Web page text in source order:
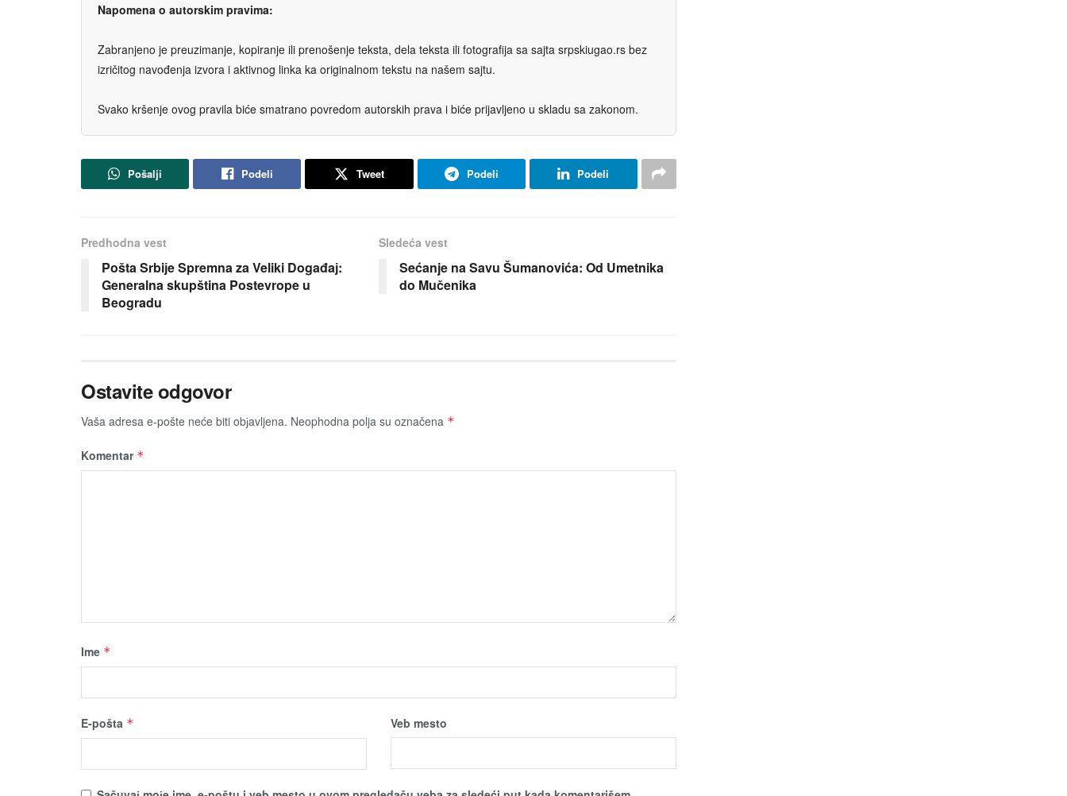
Napomena o autorskim pravima:
Zabranjeno je preuzimanje, kopiranje ili prenošenje teksta, dela teksta ili fotografija sa sajta srpskiugao.rs bez
izričitog navođenja izvora i aktivnog linka ka originalnom tekstu na našem sajtu.
Svako kršenje ovog pravila biće smatrano povredom autorskih prava i biće prijavljeno u skladu sa zakonom.
Pošalji Podeli Tweet Podeli Podeli
Predhodna vest
Pošta Srbiјe Spremna za Veliki Događaј:
Generalna skupština Postevrope u
Beogradu
Sledeća vest
Sećanje na Savu Šumanovića: Od Umetnika
do Mučenika
Ostavite odgovor
Vaša adresa e-pošte neće biti obјavljena. Neophodna polja su označena *
Komentar *
Ime *
E-pošta * Veb mesto